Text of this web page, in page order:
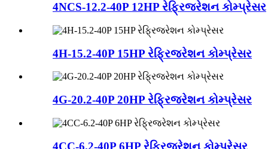
4NCS-12.2-40P 12HP રેફ્રિજરેશન કોમ્પ્રેસર
4H-15.2-40P 15HP રેફ્રિજરેશન કોમ્પ્રેસર
4G-20.2-40P 20HP રેફ્રિજરેશન કોમ્પ્રેસર
4CC-6.2-40P 6HP રેફ્રિજરેશન કોમ્પ્રેસર